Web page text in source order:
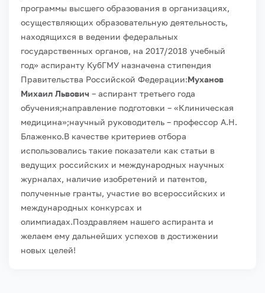
программы высшего образования в организациях,
осуществляющих образовательную деятельность,
находящихся в ведении федеральных
государственных органов, на 2017/2018 учебный
год» аспиранту КубГМУ назначена стипендия
Правительства Российской Федерации:Муханов
Михаил Львович – аспирант третьего года
обучения;направление подготовки – «Клиническая
медицина»;научный руководитель – профессор А.Н.
Блаженко.В качестве критериев отбора
использовались такие показатели как статьи в
ведущих российских и международных научных
журналах, наличие изобретений и патентов,
полученные гранты, участие во всероссийских и
международных конкурсах и
олимпиадах.Поздравляем нашего аспиранта и
желаем ему дальнейших успехов в достижении
новых целей!